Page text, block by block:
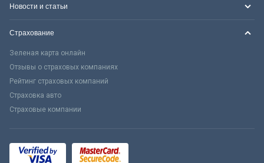
Новости и статьи
Страхование
Зеленая карта онлайн
Отзывы о страховых компаниях
Рейтинг страховых компаний
Страховка авто
Страховые компании